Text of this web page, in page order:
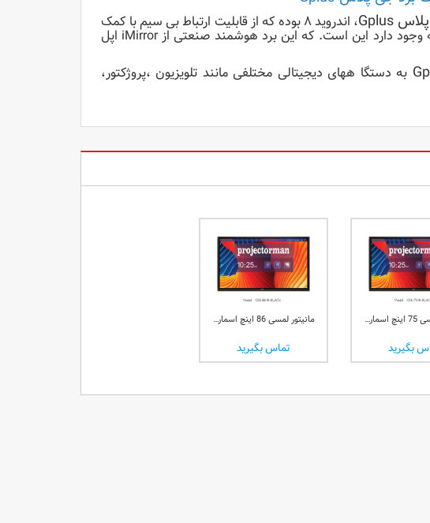
، اندروید ۸ بوده که از قابلیت ارتباط بی سیم با کمک
نرم افزار Eshare برخوردار می باشد. و نکته حائز اهمیتی که وجود دارد این است. که این برد هوشمند صنعتی از iMirror اپل
به دستگا ههای دیجیتالی مختلفی مانند تلویزیون ،پروژکتور،
مانیتور لمسی 75 اینچ اسمارت برد جی پلاس Gplus مدل GSB-75JB-BLACK
بگیرید
مانیتور لمسی 86 اینچ اسمارت برد جی پلاس Gplus مدل GSB-86JB-BLACK
تماس بگیرید